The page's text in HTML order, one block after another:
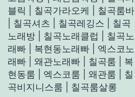
블릭 | 칠곡가라오케 | 칠곡룸바
| 칠곡셔츠 | 칠곡레깅스 | 칠곡
노래방 | 칠곡노래클럽 | 칠곡노
래빠 | 복현동노래빠 | 엑스코노
래빠 | 왜관노래빠 | 칠곡룸 | 복
현동룸 | 엑스코룸 | 왜관룸 | 칠
곡비지니스룸 | 칠곡룸살롱